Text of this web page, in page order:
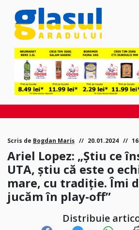
Scris de Bogdan Mariș 20.01.2024
Ariel Lopez: „Știu ce
UTA, ştiu că este o
mare, cu tradiţie. Îmi
jucăm în play-off”
Distribuie